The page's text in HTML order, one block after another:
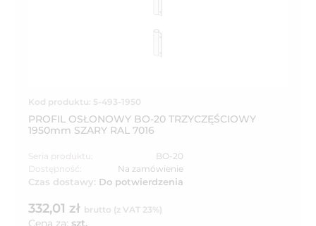
Kod produktu: 5-493-1950
PROFIL OSŁONOWY BO-20 TRZYCZĘŚCIOWY
1950mm SZARY RAL 7016
Seria produktu:
BO-20
Dostępność:
Na zamówienie
Czas dostawy: Do potwierdzenia
332,01 zł brutto (z VAT 23%)
Cena za: szt.